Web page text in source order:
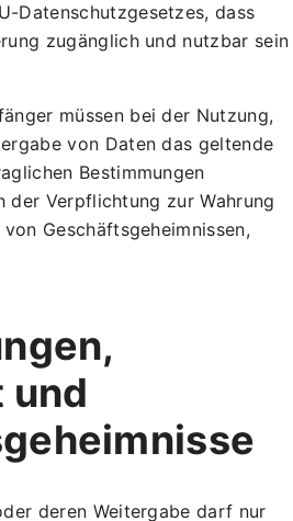
Datenschutzgesetzes, dass
zugänglich und nutzbar sein
müssen bei der Nutzung,
von Daten das geltende
Bestimmungen
der Verpflichtung zur Wahrung
Geschäftsgeheimnissen,
und
deren Weitergabe darf nur